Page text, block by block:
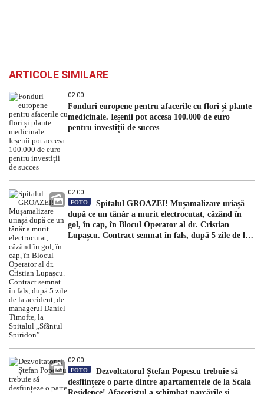
ARTICOLE SIMILARE
02:00
Fonduri europene pentru afacerile cu flori și plante
medicinale. Ieșenii pot accesa 100.000 de euro
pentru investiții de succes
02:00
FOTO
Spitalul GROAZEI! Mușamalizare uriașă
după ce un tânăr a murit electrocutat, căzând în
gol, în cap, în Blocul Operator al dr. Cristian
Lupașcu. Contract semnat în fals, după 5 zile de la
02:00
FOTO
Dezvoltatorul Ștefan Popescu trebuie să
desființeze o parte dintre apartamentele de la Scala